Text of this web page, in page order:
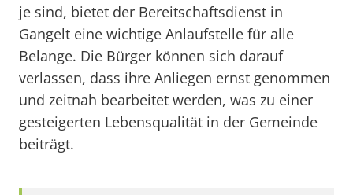
je sind, bietet der Bereitschaftsdienst in
Gangelt eine wichtige Anlaufstelle für alle
Belange. Die Bürger können sich darauf
verlassen, dass ihre Anliegen ernst genommen
und zeitnah bearbeitet werden, was zu einer
gesteigerten Lebensqualität in der Gemeinde
beiträgt.